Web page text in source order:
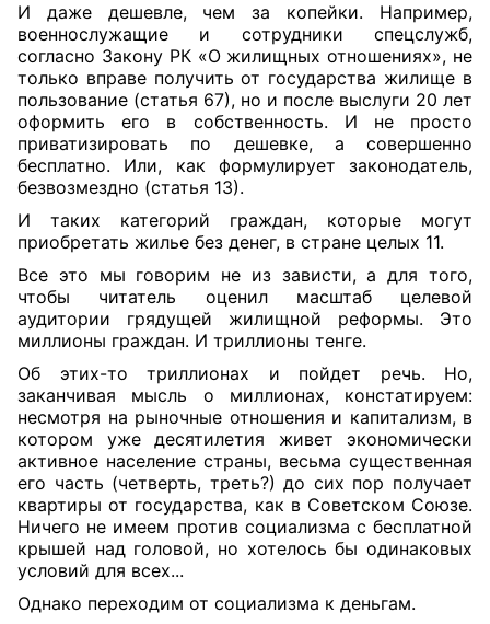
И даже дешевле, чем за копейки. Например,
военнослужащие и сотрудники спецслужб,
согласно Закону РК «О жилищных отношениях», не
только вправе получить от государства жилище в
пользование (статья 67), но и после выслуги 20 лет
оформить его в собственность. И не просто
приватизировать по дешевке, а совершенно
бесплатно. Или, как формулирует законодатель,
безвозмездно (статья 13).
И таких категорий граждан, которые могут
приобретать жилье без денег, в стране целых 11.
Все это мы говорим не из зависти, а для того,
чтобы читатель оценил масштаб целевой
аудитории грядущей жилищной реформы. Это
миллионы граждан. И триллионы тенге.
Об этих-то триллионах и пойдет речь. Но,
заканчивая мысль о миллионах, констатируем:
несмотря на рыночные отношения и капитализм, в
котором уже десятилетия живет экономически
активное население страны, весьма существенная
его часть (четверть, треть?) до сих пор получает
квартиры от государства, как в Советском Союзе.
Ничего не имеем против социализма с бесплатной
крышей над головой, но хотелось бы одинаковых
условий для всех...
Однако переходим от социализма к деньгам.